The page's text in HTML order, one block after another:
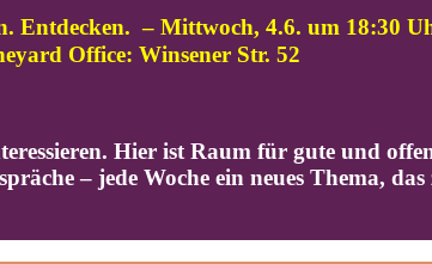
Entdecken. – Mittwoch, 4.6. um 18:30
Office: Winsener Str. 52
Hier ist Raum für gute und
– jede Woche ein neues Thema,